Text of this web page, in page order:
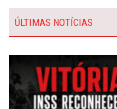
ÚLTIMAS NOTÍCIAS